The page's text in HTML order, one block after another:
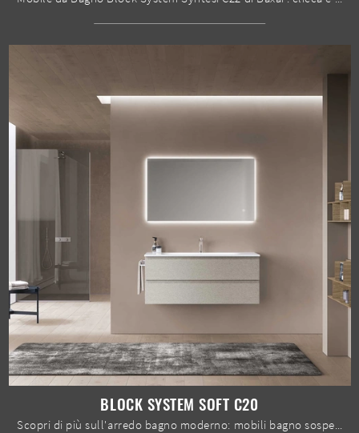
BLOCK SYSTEM SOFT C20
Scopri di più sull'arredo bagno moderno: mobili bagno sospesi in melaminico come il modello Block System Soft C20 di Baxar ti aspettano.